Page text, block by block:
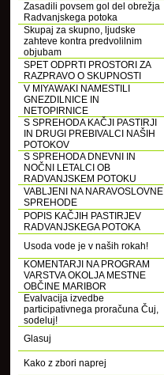
Zasadili povsem gol del obrežja
Radvanjskega potoka
Skupaj za skupno, ljudske
zahteve kontra predvolilnim
objubam
SPET ODPRTI PROSTORI ZA
RAZPRAVO O SKUPNOSTI
V MIYAWAKI NAMESTILI
GNEZDILNICE IN
NETOPIRNICE
S SPREHODA KAČJI PASTIRJI
IN DRUGI PREBIVALCI NAŠIH
POTOKOV
S SPREHODA DNEVNI IN
NOČNI LETALCI OB
RADVANJSKEM POTOKU
VABLJENI NA NARAVOSLOVNE
SPREHODE
POPIS KAČJIH PASTIRJEV
RADVANJSKEGA POTOKA
Usoda vode je v naših rokah!
KOMENTARJI NA PROGRAM
VARSTVA OKOLJA MESTNE
OBČINE MARIBOR
Evalvacija izvedbe
participativnega proračuna Čuj,
sodeluj!
Glasuj
Kako z zbori naprej